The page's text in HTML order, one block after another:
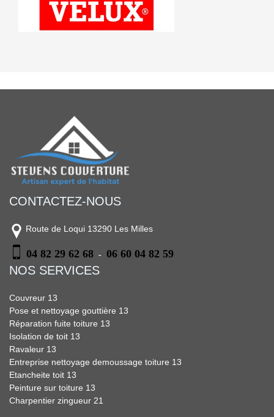
CONTACTEZ-NOUS
Route de Loqui 13290 Les Milles
04 82 29 62 68 - 06 60 04 82 59
NOS SERVICES
Couvreur 13
Pose et nettoyage gouttière 13
Réparation fuite toiture 13
Isolation de toit 13
Ravaleur 13
Entreprise nettoyage demoussage toiture 13
Etancheite toit 13
Peinture sur toiture 13
Charpentier zingueur 21